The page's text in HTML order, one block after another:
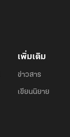
เพิ่มเติม
ข่าวสาร
เขียนนิยาย